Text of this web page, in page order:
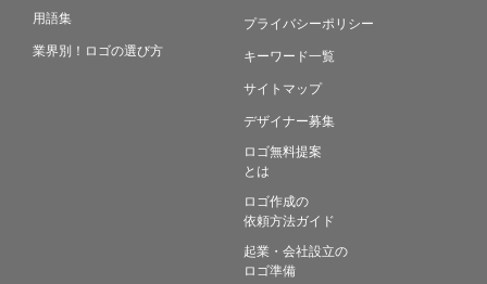
用語集
業界別！ロゴの選び方
プライバシーポリシー
キーワード一覧
サイトマップ
デザイナー募集
ロゴ無料提案
とは
ロゴ作成の
依頼方法ガイド
起業・会社設立の
ロゴ準備